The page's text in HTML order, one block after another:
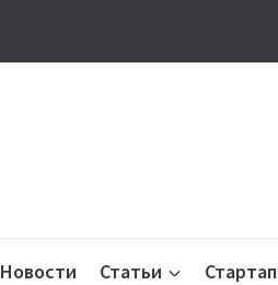
Новости Статьи